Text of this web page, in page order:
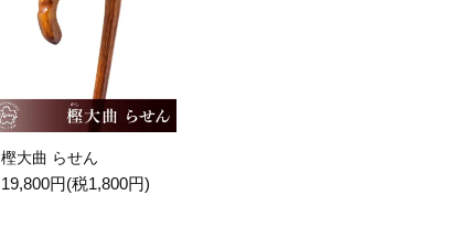
樫大曲 らせん
19,800円(税1,800円)